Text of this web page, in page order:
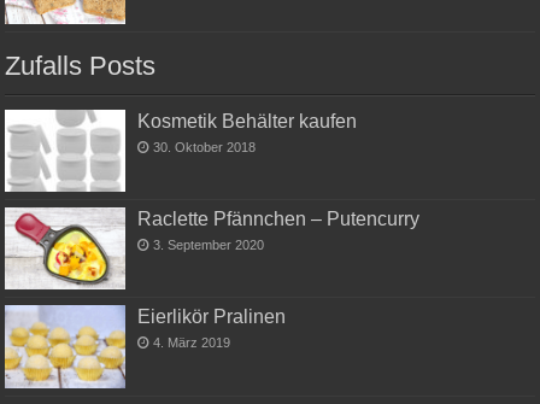
Zufalls Posts
Kosmetik Behälter kaufen
30. Oktober 2018
Raclette Pfännchen – Putencurry
3. September 2020
Eierlikör Pralinen
4. März 2019